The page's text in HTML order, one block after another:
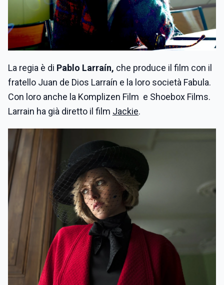
La regia è di Pablo Larraín, che produce il film con il
fratello Juan de Dios Larraín e la loro società Fabula.
Con loro anche la Komplizen Film e Shoebox Films.
Larrain ha già diretto il film Jackie.